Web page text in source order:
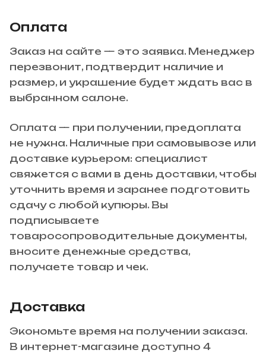
Оплата
Заказ на сайте — это заявка. Менеджер
перезвонит, подтвердит наличие и
размер, и украшение будет ждать вас в
выбранном салоне.
Оплата — при получении, предоплата
не нужна. Наличные при самовывозе или
доставке курьером: специалист
свяжется с вами в день доставки, чтобы
уточнить время и заранее подготовить
сдачу с любой купюры. Вы
подписываете
товаросопроводительные документы,
вносите денежные средства,
получаете товар и чек.
Доставка
Экономьте время на получении заказа.
В интернет-магазине доступно 4